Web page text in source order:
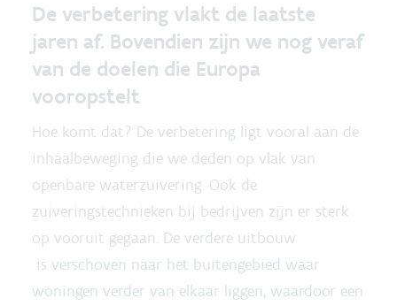
De verbetering vlakt de laatste
jaren af. Bovendien zijn we nog veraf
van de doelen die Europa
vooropstelt
Hoe komt dat? De verbetering ligt vooral aan de
inhaalbeweging die we deden op vlak van
openbare waterzuivering. Ook de
zuiveringstechnieken bij bedrijven zijn er sterk
op vooruit gegaan. De verdere uitbouw
is verschoven naar het buitengebied waar
woningen verder van elkaar liggen, waardoor een